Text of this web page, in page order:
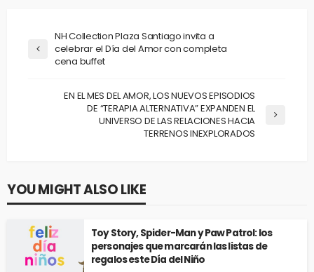
NH Collection Plaza Santiago invita a
celebrar el Día del Amor con completa
cena buffet
EN EL MES DEL AMOR, LOS NUEVOS EPISODIOS
DE “TERAPIA ALTERNATIVA” EXPANDEN EL
UNIVERSO DE LAS RELACIONES HACIA
TERRENOS INEXPLORADOS
YOU MIGHT ALSO LIKE
Toy Story, Spider-Man y Paw Patrol: los
personajes que marcarán las listas de
regalos este Día del Niño